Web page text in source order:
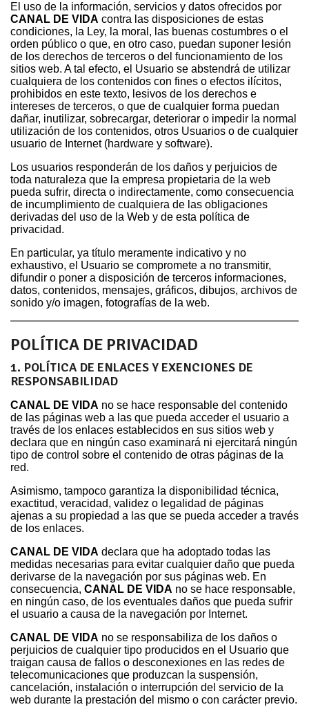
El uso de la información, servicios y datos ofrecidos por
CANAL DE VIDA contra las disposiciones de estas
condiciones, la Ley, la moral, las buenas costumbres o el
orden público o que, en otro caso, puedan suponer lesión
de los derechos de terceros o del funcionamiento de los
sitios web. A tal efecto, el Usuario se abstendrá de utilizar
cualquiera de los contenidos con fines o efectos ilícitos,
prohibidos en este texto, lesivos de los derechos e
intereses de terceros, o que de cualquier forma puedan
dañar, inutilizar, sobrecargar, deteriorar o impedir la normal
utilización de los contenidos, otros Usuarios o de cualquier
usuario de Internet (hardware y software).
Los usuarios responderán de los daños y perjuicios de
toda naturaleza que la empresa propietaria de la web
pueda sufrir, directa o indirectamente, como consecuencia
de incumplimiento de cualquiera de las obligaciones
derivadas del uso de la Web y de esta política de
privacidad.
En particular, ya título meramente indicativo y no
exhaustivo, el Usuario se compromete a no transmitir,
difundir o poner a disposición de terceros informaciones,
datos, contenidos, mensajes, gráficos, dibujos, archivos de
sonido y/o imagen, fotografías de la web.
POLÍTICA DE PRIVACIDAD
1. POLÍTICA DE ENLACES Y EXENCIONES DE
RESPONSABILIDAD
CANAL DE VIDA no se hace responsable del contenido
de las páginas web a las que pueda acceder el usuario a
través de los enlaces establecidos en sus sitios web y
declara que en ningún caso examinará ni ejercitará ningún
tipo de control sobre el contenido de otras páginas de la
red.
Asimismo, tampoco garantiza la disponibilidad técnica,
exactitud, veracidad, validez o legalidad de páginas
ajenas a su propiedad a las que se pueda acceder a través
de los enlaces.
CANAL DE VIDA declara que ha adoptado todas las
medidas necesarias para evitar cualquier daño que pueda
derivarse de la navegación por sus páginas web. En
consecuencia, CANAL DE VIDA no se hace responsable,
en ningún caso, de los eventuales daños que pueda sufrir
el usuario a causa de la navegación por Internet.
CANAL DE VIDA no se responsabiliza de los daños o
perjuicios de cualquier tipo producidos en el Usuario que
traigan causa de fallos o desconexiones en las redes de
telecomunicaciones que produzcan la suspensión,
cancelación, instalación o interrupción del servicio de la
web durante la prestación del mismo o con carácter previo.